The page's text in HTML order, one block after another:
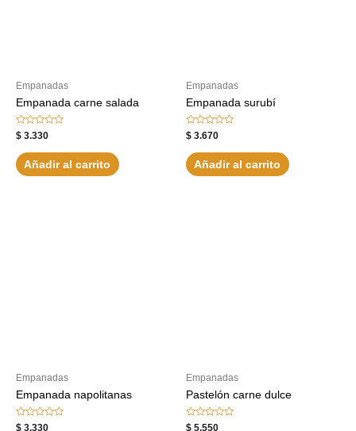
Empanadas
Empanada carne salada
Valorado
con
de
5
$ 3.330
Añadir al carrito
Empanadas
Empanada surubí
Valorado
con
de
5
$ 3.670
Añadir al carrito
Empanadas
Empanada napolitanas
Valorado
$ 3.330
Empanadas
Pastelón carne dulce
Valorado
$ 5.550